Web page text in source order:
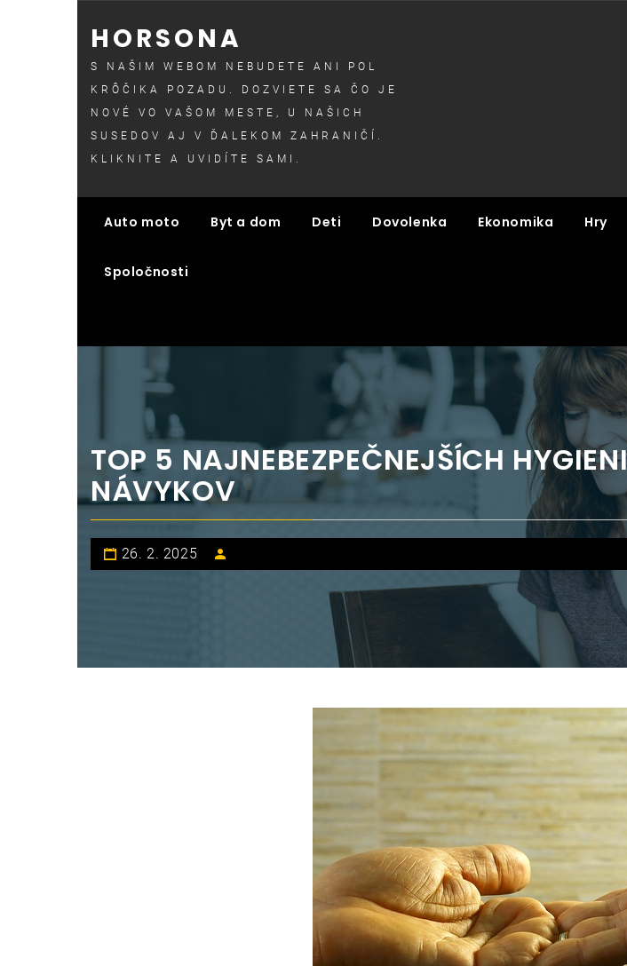
HORSONA
S NAŠIM WEBOM NEBUDETE ANI POL
KRÔČIKA POZADU. DOZVIETE SA ČO JE
NOVÉ VO VAŠOM MESTE, U NAŠICH
SUSEDOV AJ V ĎALEKOM ZAHRANIČÍ.
KLIKNITE A UVIDÍTE SAMI.
Auto moto Byt a dom Deti Dovolenka Ekonomika Hry
Spoločnosti
TOP 5 NAJNEBEZPEČNEJŠÍCH
NÁVYKOV
26. 2. 2025